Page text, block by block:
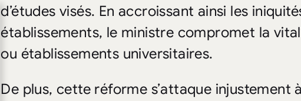
d’études visés. En accroissant ainsi les
établissements, le ministre compromet la
ou établissements universitaires.
De plus, cette réforme s’attaque injustement